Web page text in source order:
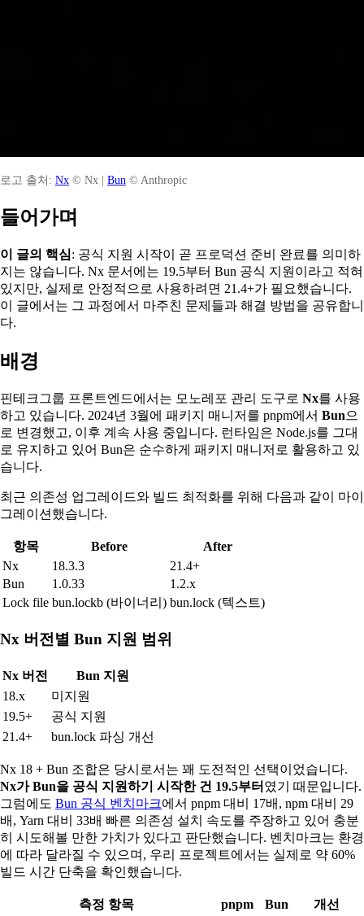
로고 출처: Nx © Nx | Bun © Anthropic
들어가며
이 글의 핵심: 공식 지원 시작이 곧 프로덕션 준비 완료를 의미하
지는 않습니다. Nx 문서에는 19.5부터 Bun 공식 지원이라고 적혀
있지만, 실제로 안정적으로 사용하려면 21.4+가 필요했습니다.
이 글에서는 그 과정에서 마주친 문제들과 해결 방법을 공유합니
다.
배경
핀테크그룹 프론트엔드에서는 모노레포 관리 도구로 Nx를 사용
하고 있습니다. 2024년 3월에 패키지 매니저를 pnpm에서 Bun으
로 변경했고, 이후 계속 사용 중입니다. 런타임은 Node.js를 그대
로 유지하고 있어 Bun은 순수하게 패키지 매니저로 활용하고 있
습니다.
최근 의존성 업그레이드와 빌드 최적화를 위해 다음과 같이 마이
그레이션했습니다.
항목 Before
After
Nx
18.3.3
21.4+
Bun
1.0.33
1.2.x
Lock file bun.lockb (바이너리) bun.lock (텍스트)
Nx 버전별 Bun 지원 범위
Nx 버전
Bun 지원
18.x
미지원
19.5+
공식 지원
21.4+
bun.lock 파싱 개선
Nx 18 + Bun 조합은 당시로서는 꽤 도전적인 선택이었습니다.
Nx가 Bun을 공식 지원하기 시작한 건 19.5부터 였기 때문입니다.
그럼에도 Bun 공식 벤치마크에서 pnpm 대비 17배, npm 대비 29
배, Yarn 대비 33배 빠른 의존성 설치 속도를 주장하고 있어 충분
히 시도해볼 만한 가치가 있다고 판단했습니다. 벤치마크는 환경
에 따라 달라질 수 있으며, 우리 프로젝트에서는 실제로 약 60%
빌드 시간 단축을 확인했습니다.
측정 항목 pnpm Bun
개선